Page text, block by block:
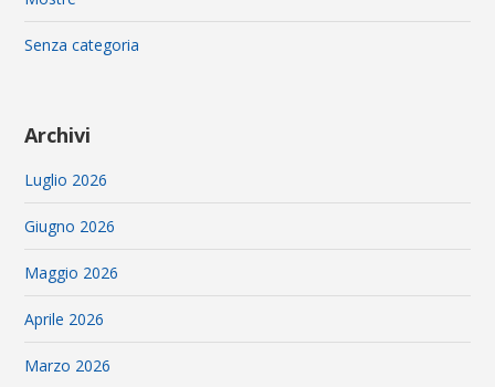
Senza categoria
Archivi
Luglio 2026
Giugno 2026
Maggio 2026
Aprile 2026
Marzo 2026